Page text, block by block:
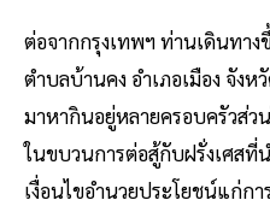
ต่อจากกรุงเทพฯ ท่านเดินทา
ตำบลบ้านคง อำเภอเมือง จัง
มาหากินอยู่หลายครอบครัวส่ว
ในขบวนการต่อสู้กับฝรั่งเศสที่
เงื่อนไขอำนวยประโยชน์แก่กา